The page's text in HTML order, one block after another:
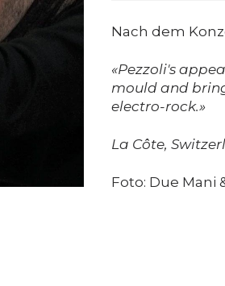
Nach dem
«Pezzoli's
mould and
electro-rock.»
La Côte,
Foto: Due Mani